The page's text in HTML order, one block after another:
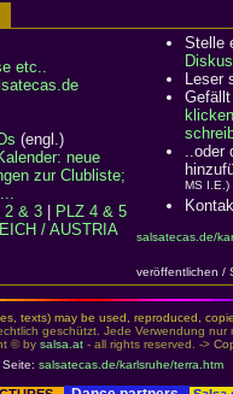
etc..
(engl.)
neue
zur Clubliste;
2 & 3
PLZ 4 & 5
/ AUSTRIA
Stelle
Leser
klicken
..oder
MS I.E.)
salsatecas.de/
veröffentlichen /
texts) may be used, reproduced,
geschützt. Jede Verwendung
© by salsa.at - all rights reserved. ->
Seite: salsatecas.de/karlsruhe/terra.htm